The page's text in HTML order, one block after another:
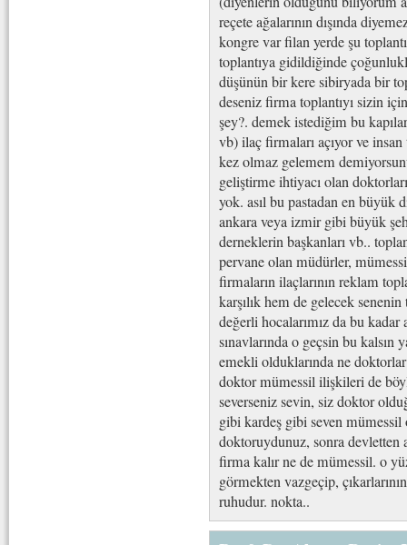
reçete ağalarının dışında
kongre var filan yerde şu
toplantıya gidildiğinde
düşünün bir kere sibiryada bir
deseniz firma toplantıyı sizin
şey?. demek istediğim bu
vb) ilaç firmaları açıyor ve
kez olmaz gelemem
geliştirme ihtiyacı olan
yok. asıl bu pastadan en
ankara veya izmir gibi büyük
derneklerin başkanları vb..
pervane olan müdürler,
firmaların ilaçlarının reklam
karşılık hem de gelecek
değerli hocalarımız da bu
sınavlarında o geçsin bu kalsın
emekli olduklarında ne
doktor mümessil ilişkileri de
severseniz sevin, siz doktor
gibi kardeş gibi seven
doktoruydunuz, sonra devletten
firma kalır ne de mümessil. o
görmekten vazgeçip,
ruhudur. nokta..